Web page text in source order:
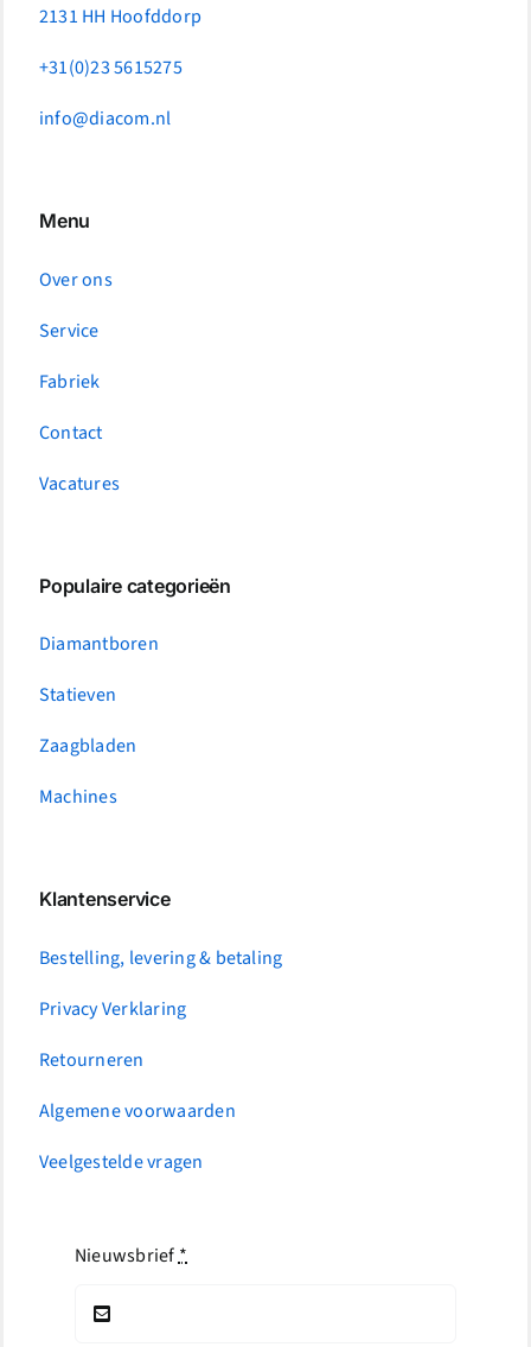
2131 HH Hoofddorp
+31(0)23 5615275
info@diacom.nl
Menu
Over ons
Service
Fabriek
Contact
Vacatures
Populaire categorieën
Diamantboren
Statieven
Zaagbladen
Machines
Klantenservice
Bestelling, levering & betaling
Privacy Verklaring
Retourneren
Algemene voorwaarden
Veelgestelde vragen
Nieuwsbrief*